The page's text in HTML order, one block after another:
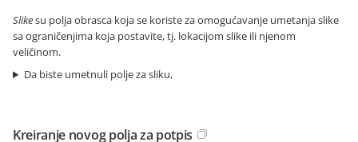
Slikesu polja obrasca koja se koriste za omogućavanje umetanja slike
sa ograničenjima koja postavite, tj. lokacijom slike ili njenom
veličinom.
Da biste umetnuli polje za sliku,
Kreiranje novog polja za potpis